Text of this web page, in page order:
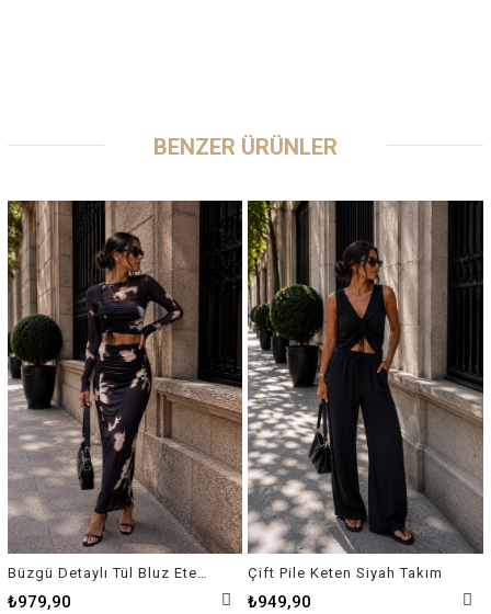
BENZER ÜRÜNLER
Büzgü Detaylı Tül Bluz Etek Takım
₺979,90
Çift Pile Keten Siyah Takım
₺949,90